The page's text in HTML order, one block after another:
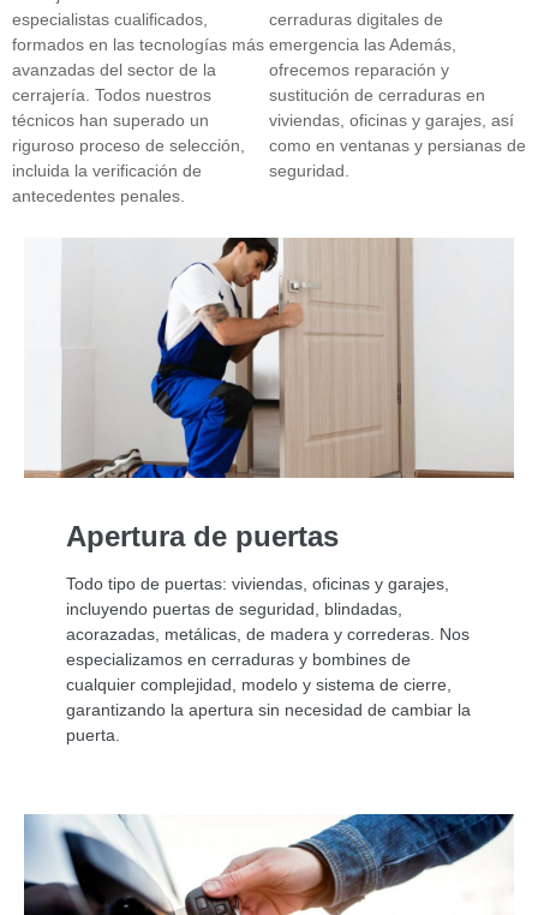
especialistas cualificados,
formados en las tecnologías más
avanzadas del sector de la
cerrajería. Todos nuestros
técnicos han superado un
riguroso proceso de selección,
incluida la verificación de
antecedentes penales.
cerraduras digitales de
emergencia las Además,
ofrecemos reparación y
sustitución de cerraduras en
viviendas, oficinas y garajes, así
como en ventanas y persianas de
seguridad.
Apertura de puertas
Todo tipo de puertas: viviendas, oficinas y garajes,
incluyendo puertas de seguridad, blindadas,
acorazadas, metálicas, de madera y correderas. Nos
especializamos en cerraduras y bombines de
cualquier complejidad, modelo y sistema de cierre,
garantizando la apertura sin necesidad de cambiar la
puerta.